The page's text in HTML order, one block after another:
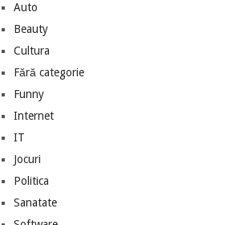
Auto
Beauty
Cultura
Fără categorie
Funny
Internet
IT
Jocuri
Politica
Sanatate